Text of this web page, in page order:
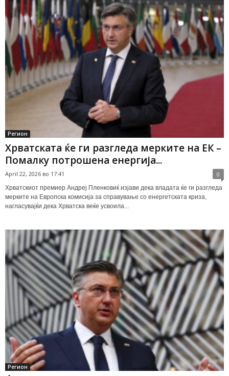
Регион
Хрватската ќе ги разгледа мерките на ЕК –
Помалку потрошена енергија...
April 22, 2026 во 17:41 0
Хрватскиот премиер Андреј Пленковиќ изјави дека владата ќе ги разгледа
мерките на Европска комисија за справување со енергетската криза,
нагласувајќи дека Хрватска веќе усвоила...
Регион